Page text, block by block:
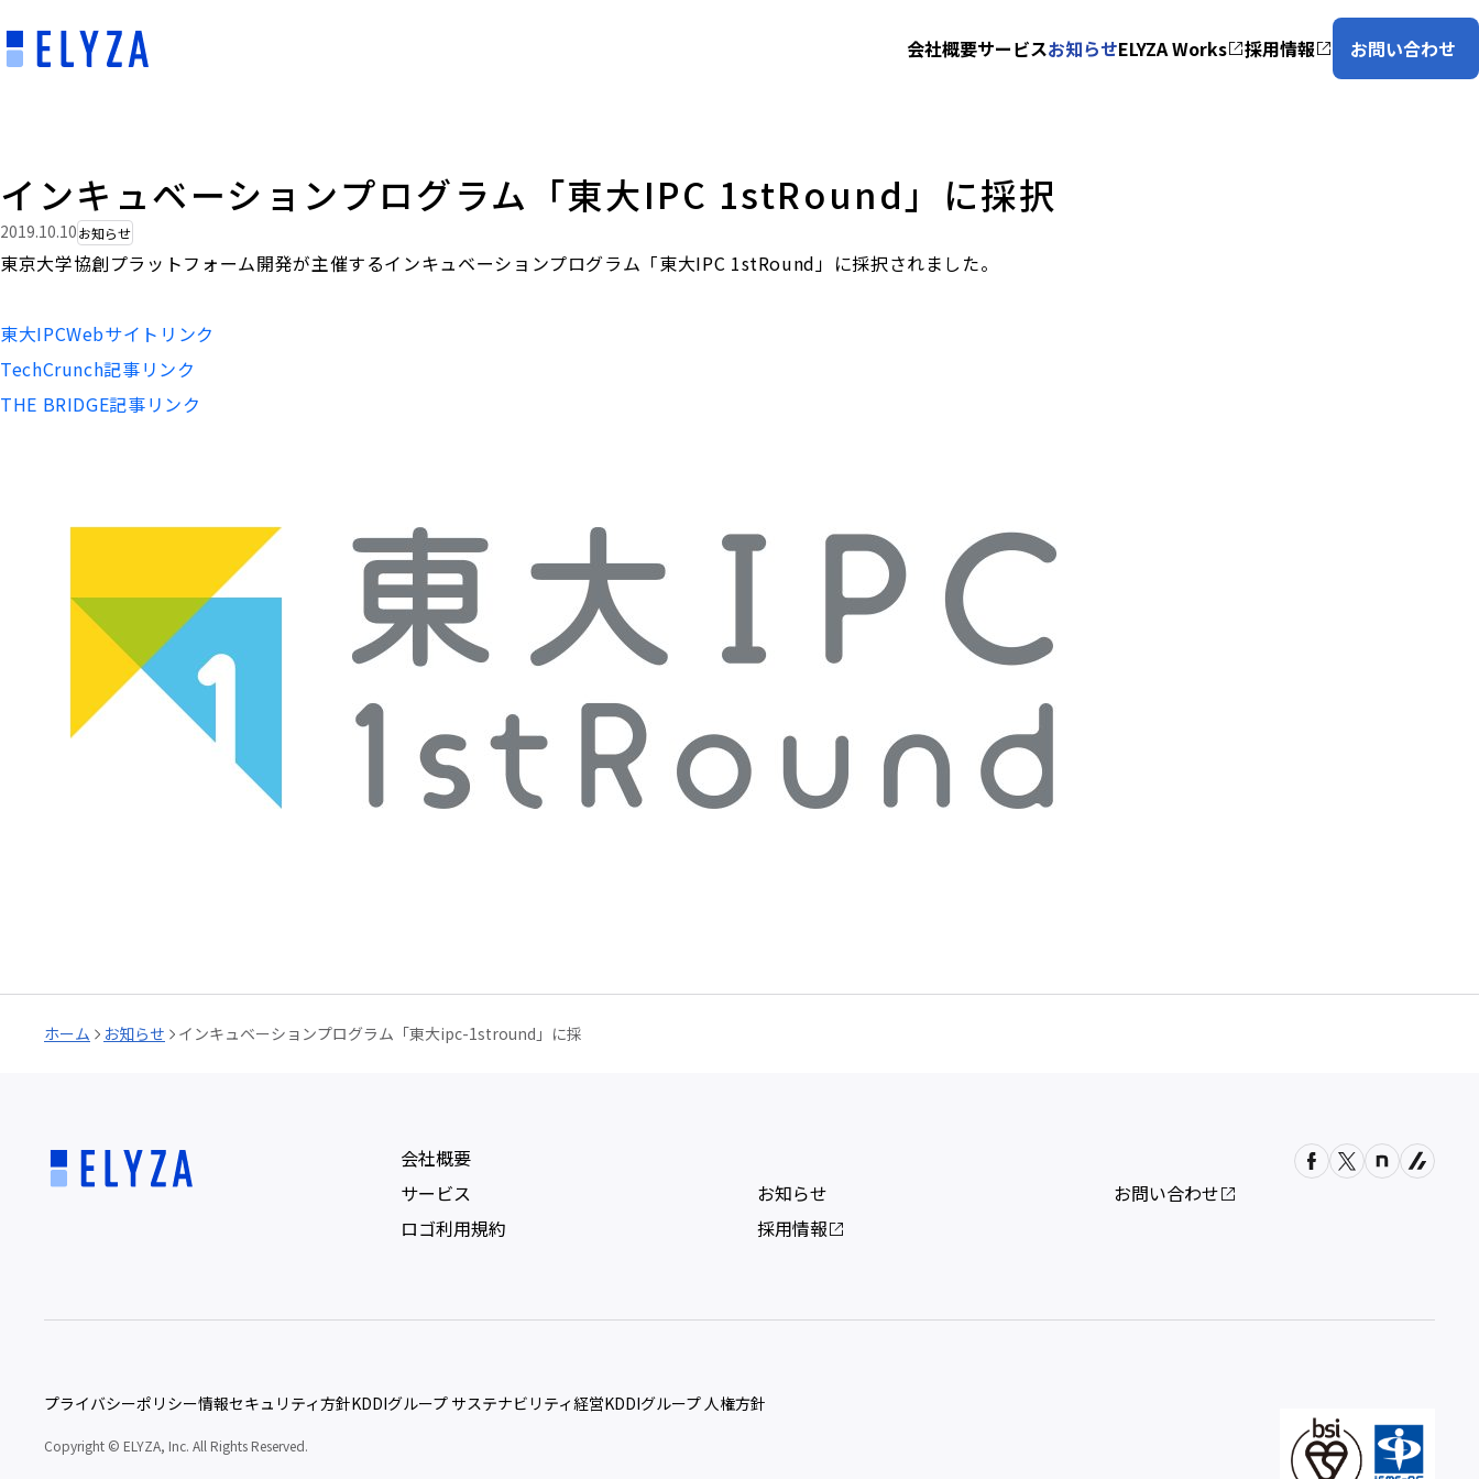
会社概要サービスお知らせELYZA Works 採用情報 お問い合わせ
インキュベーションプログラム「東大IPC 1stRound」に採択
2019.10.10お知らせ
東京大学協創プラットフォーム開発が主催するインキュベーションプログラム「東大IPC 1stRound」に採択されました。
東大IPCWebサイトリンク
TechCrunch記事リンク
THE BRIDGE記事リンク
ホーム お知らせ インキュベーションプログラム「東大ipc-1stround」に採
会社概要
サービス
ロゴ利用規約
お知らせ
採用情報
お問い合わせ
プライバシーポリシー情報セキュリティ方針KDDIグループ サステナビリティ経営KDDIグループ 人権方針
Copyright © ELYZA, Inc. All Rights Reserved.